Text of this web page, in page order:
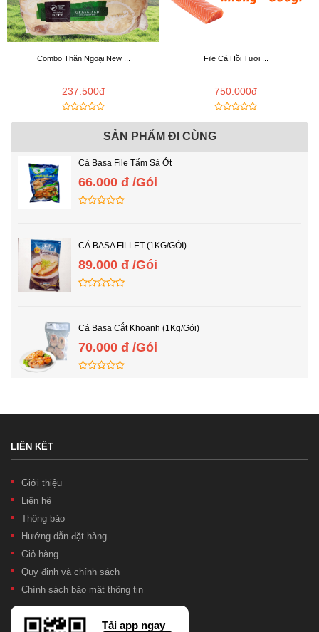
Combo Thăn Ngoại New ...
237.500đ
File Cá Hồi Tươi ...
750.000đ
SẢN PHẨM ĐI CÙNG
Cá Basa File Tẩm Sả Ớt
66.000 đ /Gói
CÁ BASA FILLET (1KG/GÓI)
89.000 đ /Gói
Cá Basa Cắt Khoanh (1Kg/Gói)
70.000 đ /Gói
LIÊN KẾT
Giới thiệu
Liên hệ
Thông báo
Hướng dẫn đặt hàng
Giỏ hàng
Quy định và chính sách
Chính sách bảo mật thông tin
Tải app ngay